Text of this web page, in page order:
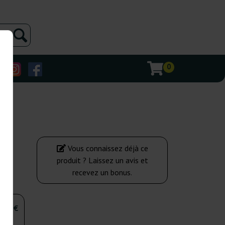
0
€
Vous connaissez déjà ce
produit ? Laissez un avis et
recevez un bonus.